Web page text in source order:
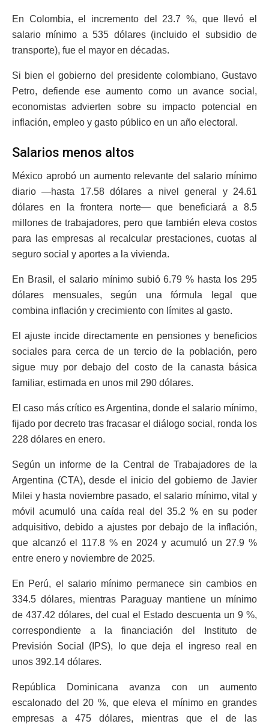
En Colombia, el incremento del 23.7 %, que llevó el
salario mínimo a 535 dólares (incluido el subsidio de
transporte), fue el mayor en décadas.
Si bien el gobierno del presidente colombiano, Gustavo
Petro, defiende ese aumento como un avance social,
economistas advierten sobre su impacto potencial en
inflación, empleo y gasto público en un año electoral.
Salarios menos altos
México aprobó un aumento relevante del salario mínimo
diario —hasta 17.58 dólares a nivel general y 24.61
dólares en la frontera norte— que beneficiará a 8.5
millones de trabajadores, pero que también eleva costos
para las empresas al recalcular prestaciones, cuotas al
seguro social y aportes a la vivienda.
En Brasil, el salario mínimo subió 6.79 % hasta los 295
dólares mensuales, según una fórmula legal que
combina inflación y crecimiento con límites al gasto.
El ajuste incide directamente en pensiones y beneficios
sociales para cerca de un tercio de la población, pero
sigue muy por debajo del costo de la canasta básica
familiar, estimada en unos mil 290 dólares.
El caso más crítico es Argentina, donde el salario mínimo,
fijado por decreto tras fracasar el diálogo social, ronda los
228 dólares en enero.
Según un informe de la Central de Trabajadores de la
Argentina (CTA), desde el inicio del gobierno de Javier
Milei y hasta noviembre pasado, el salario mínimo, vital y
móvil acumuló una caída real del 35.2 % en su poder
adquisitivo, debido a ajustes por debajo de la inflación,
que alcanzó el 117.8 % en 2024 y acumuló un 27.9 %
entre enero y noviembre de 2025.
En Perú, el salario mínimo permanece sin cambios en
334.5 dólares, mientras Paraguay mantiene un mínimo
de 437.42 dólares, del cual el Estado descuenta un 9 %,
correspondiente a la financiación del Instituto de
Previsión Social (IPS), lo que deja el ingreso real en
unos 392.14 dólares.
República Dominicana avanza con un aumento
escalonado del 20 %, que eleva el mínimo en grandes
empresas a 475 dólares, mientras que el de las